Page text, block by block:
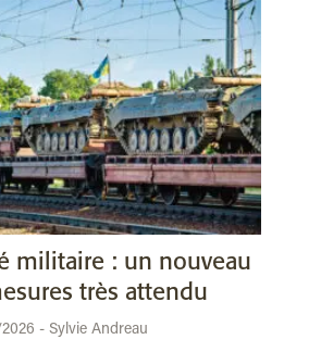
militaire : un nouveau
très attendu
- Sylvie Andreau